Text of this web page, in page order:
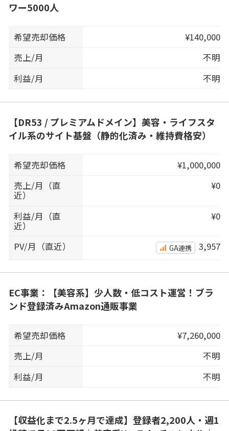
ワー5000人
希望売却価格
¥140,000
売上/月
不明
利益/月
不明
【DR53 / プレミアムドメイン】美容・ライフスタ
イル系のサイト基盤（静的化済み・維持費格安）
希望売却価格
¥1,000,000
売上/月（直
近）
¥0
利益/月（直
近）
¥0
PV/月（直近） GA連携 3,957
EC事業：【美容系】少人数・低コスト運営！ブラ
ンド登録済みAmazon通販事業
希望売却価格
¥7,260,000
売上/月
不明
利益/月
不明
【収益化まで2.5ヶ月で達成】登録者2,200人・週1